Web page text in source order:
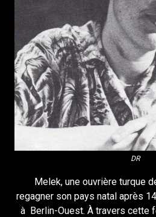
DR
Melek, une ouvrière turque
regagner son pays natal après
à Berlin-Ouest. À travers cette